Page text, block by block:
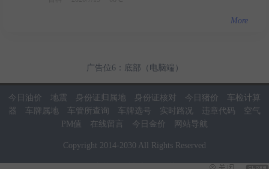
More
广告位6：底部（电脑端）
今日油价 地震 身份证归属地 身份证核对 今日猪价
车检计算
器
车牌属地 车管所查询 车牌选号 实时路况 违章代码
空气
PM值
在线留言 今日金价 网站导航
Copyright 2014-2030 All Rights Reserved